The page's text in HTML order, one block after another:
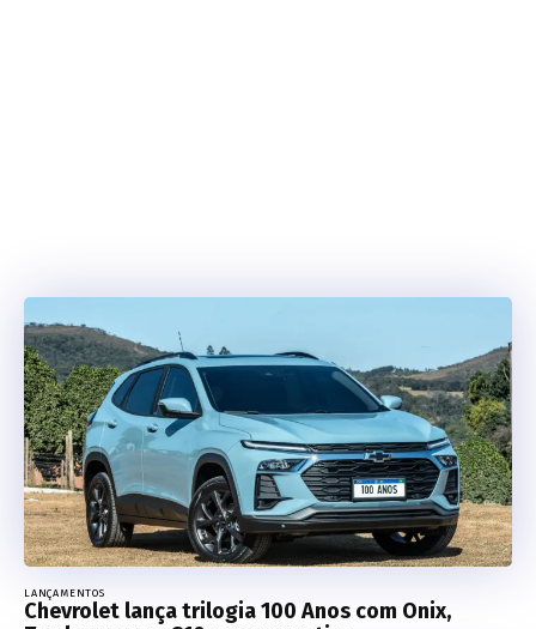
LANÇAMENTOS
Chevrolet lança trilogia 100 Anos com Onix,